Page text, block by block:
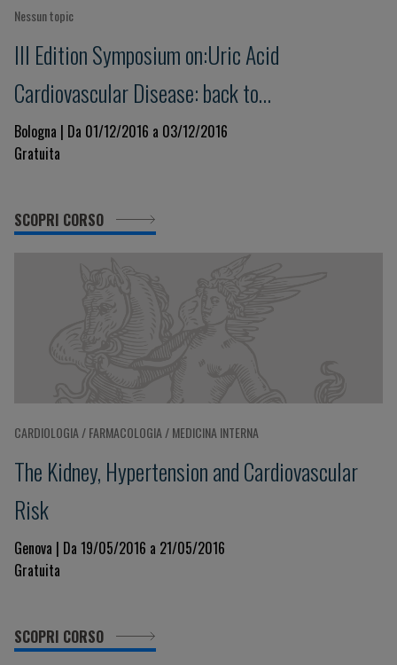
Nessun topic
III Edition Symposium on:Uric Acid
Cardiovascular Disease: back to
pathophysiology
Bologna | Da 01/12/2016 a 03/12/2016
Gratuita
SCOPRI CORSO
CARDIOLOGIA / FARMACOLOGIA / MEDICINA INTERNA
The Kidney, Hypertension and Cardiovascular
Risk
Genova | Da 19/05/2016 a 21/05/2016
Gratuita
SCOPRI CORSO